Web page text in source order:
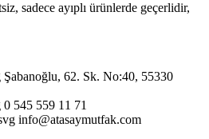
sadece ayıplı ürünlerde geçerlidir,
Şabanoğlu, 62. Sk. No:40, 55330
0 545 559 11 71
info@atasaymutfak.com